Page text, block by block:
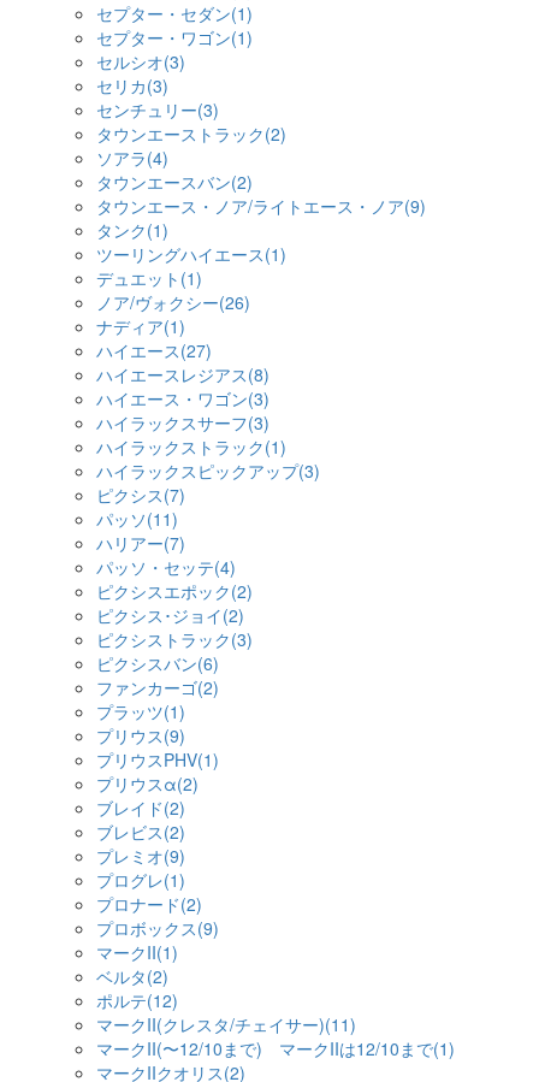
セプター・セダン(1)
セプター・ワゴン(1)
セルシオ(3)
セリカ(3)
センチュリー(3)
タウンエーストラック(2)
ソアラ(4)
タウンエースバン(2)
タウンエース・ノア/ライトエース・ノア(9)
タンク(1)
ツーリングハイエース(1)
デュエット(1)
ノア/ヴォクシー(26)
ナディア(1)
ハイエース(27)
ハイエースレジアス(8)
ハイエース・ワゴン(3)
ハイラックスサーフ(3)
ハイラックストラック(1)
ハイラックスピックアップ(3)
ピクシス(7)
パッソ(11)
ハリアー(7)
パッソ・セッテ(4)
ピクシスエポック(2)
ピクシス･ジョイ(2)
ピクシストラック(3)
ピクシスバン(6)
ファンカーゴ(2)
プラッツ(1)
プリウス(9)
プリウスPHV(1)
プリウスα(2)
ブレイド(2)
ブレビス(2)
プレミオ(9)
プログレ(1)
プロナード(2)
プロボックス(9)
マークII(1)
ベルタ(2)
ポルテ(12)
マークII(クレスタ/チェイサー)(11)
マークII(〜12/10まで) マークIIは12/10まで(1)
マークIIクオリス(2)